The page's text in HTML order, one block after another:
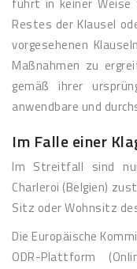
Restes der Klausel
vorgesehenen
Maßnahmen zu
gemäß ihrer
anwendbare und
Im Falle einer
Im Streitfall sind
Charleroi (Belgien)
Sitz oder Wohnsitz
Die Europäische
ODR-Plattform